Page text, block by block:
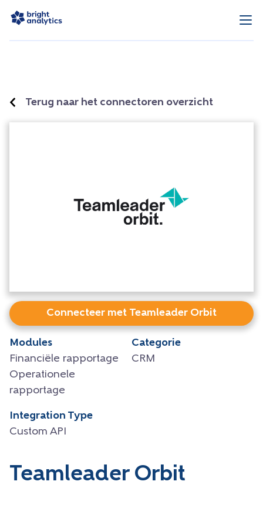
Terug naar het connectoren overzicht
Connecteer met Teamleader Orbit
Modules
Financiële rapportage
Operationele
rapportage
Categorie
CRM
Integration Type
Custom API
Teamleader Orbit